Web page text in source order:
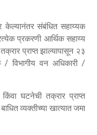
केल्यानंतर संबंधित सहाय्यक
प्रकरणी आर्थिक सहाय्य
प्राप्त झाल्यापासून २३
विभागीय वन अधिकारी /
घटनेची तक्रार प्राप्त
व्यक्तीच्या खात्यात जमा